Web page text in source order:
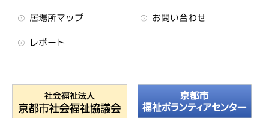
居場所マップ
お問い合わせ
レポート